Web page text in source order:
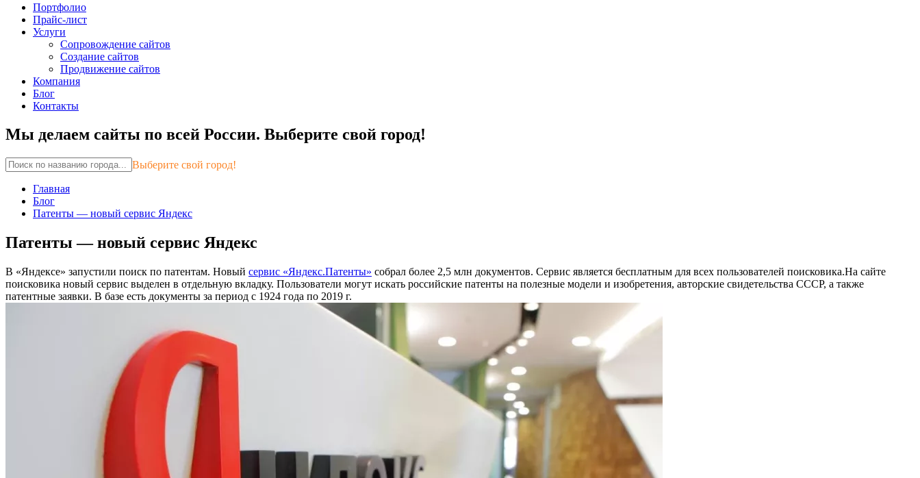
Портфолио
Прайс-лист
Услуги
Сопровождение сайтов
Создание сайтов
Продвижение сайтов
Компания
Блог
Контакты
Мы делаем сайты по всей России. Выберите свой город!
Выберите свой город!
Главная
Блог
Патенты — новый сервис Яндекс
Патенты — новый сервис Яндекс
В «Яндексе» запустили поиск по патентам. Новый сервис «Яндекс.Патенты» собрал более 2,5 млн документов. Сервис является бесплатным для всех пользователей поисковика.На сайте
поисковика новый сервис выделен в отдельную вкладку. Пользователи могут искать российские патенты на полезные модели и изобретения, авторские свидетельства СССР, а также
патентные заявки. В базе есть документы за период с 1924 года по 2019 г.